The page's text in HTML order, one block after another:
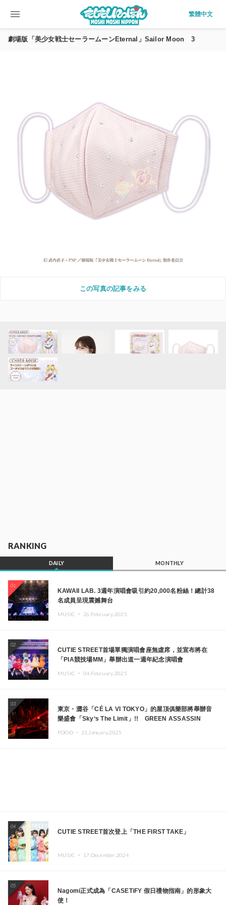
menu 繁體中文
劇場版「美少女戦士セーラームーンEternal」Sailor Moon 3
この写真の記事をみる
RANKING
DAILY MONTHLY
01
KAWAII LAB. 3週年演唱會吸引約20,000名粉絲！總計38
名成員呈現震撼舞台
MUSIC ・ 26.February.2025
02
CUTIE STREET首場單獨演唱會座無虛席，並宣布將在
「PIA競技場MM」舉辦出道一週年紀念演唱會
MUSIC ・ 04.February.2025
03
東京・澀谷「CÉ LA VI TOKYO」的屋頂俱樂部將舉辦音
樂盛會「Sky‘s The Limit」!! GREEN ASSASSIN
FOOD ・ 21.January.2025
04
CUTIE STREET首次登上「THE FIRST TAKE」
MUSIC ・ 17.December.2024
05
Nagomi正式成為「CASETiFY 假日禮物指南」的形象大
使！